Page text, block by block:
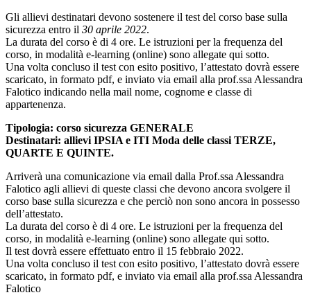
Gli allievi destinatari devono sostenere il test del corso base sulla
sicurezza entro il 30 aprile 2022.
La durata del corso è di 4 ore. Le istruzioni per la frequenza del
corso, in modalità e-learning (online) sono allegate qui sotto.
Una volta concluso il test con esito positivo, l’attestato dovrà essere
scaricato, in formato pdf, e inviato via email alla prof.ssa Alessandra
Falotico indicando nella mail nome, cognome e classe di
appartenenza.
Tipologia: corso sicurezza GENERALE
Destinatari: allievi IPSIA e ITI Moda delle classi TERZE,
QUARTE E QUINTE.
Arriverà una comunicazione via email dalla Prof.ssa Alessandra
Falotico agli allievi di queste classi che devono ancora svolgere il
corso base sulla sicurezza e che perciò non sono ancora in possesso
dell’attestato.
La durata del corso è di 4 ore. Le istruzioni per la frequenza del
corso, in modalità e-learning (online) sono allegate qui sotto.
Il test dovrà essere effettuato entro il 15 febbraio 2022.
Una volta concluso il test con esito positivo, l’attestato dovrà essere
scaricato, in formato pdf, e inviato via email alla prof.ssa Alessandra
Falotico